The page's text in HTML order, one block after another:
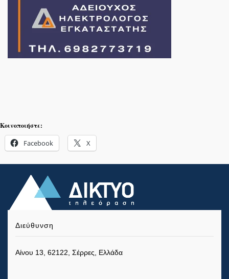
Κοινοποιήστε:
Facebook X
Διεύθυνση
Αίνου 13, 62122, Σέρρες, Ελλάδα